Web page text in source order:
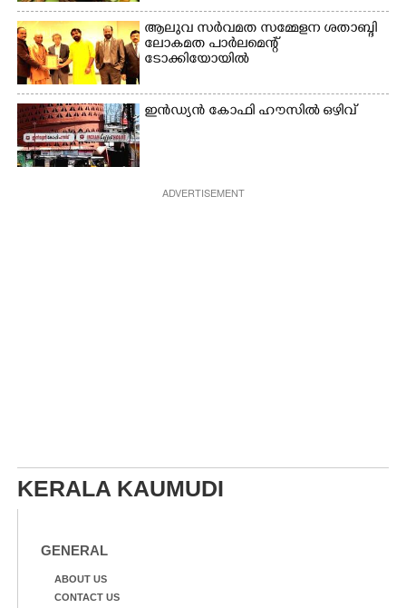
ആലുവ സർവമത സമ്മേളന ശതാബ്ദി
ലോകമത പാർലമെന്റ്
ടോക്കിയോയിൽ
ഇൻഡ്യൻ കോഫി ഹൗസിൽ ഒഴിവ്
ADVERTISEMENT
KERALA KAUMUDI
GENERAL
ABOUT US
CONTACT US